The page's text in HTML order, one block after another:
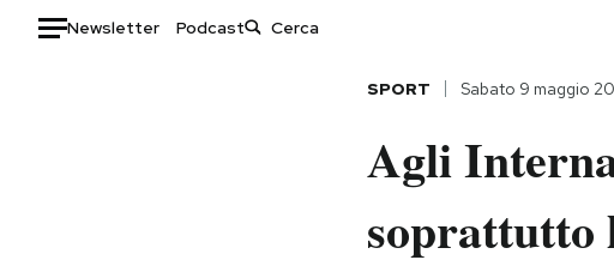
Newsletter Podcast
SPORT Sabato 9 maggio
Agli
soprattutto